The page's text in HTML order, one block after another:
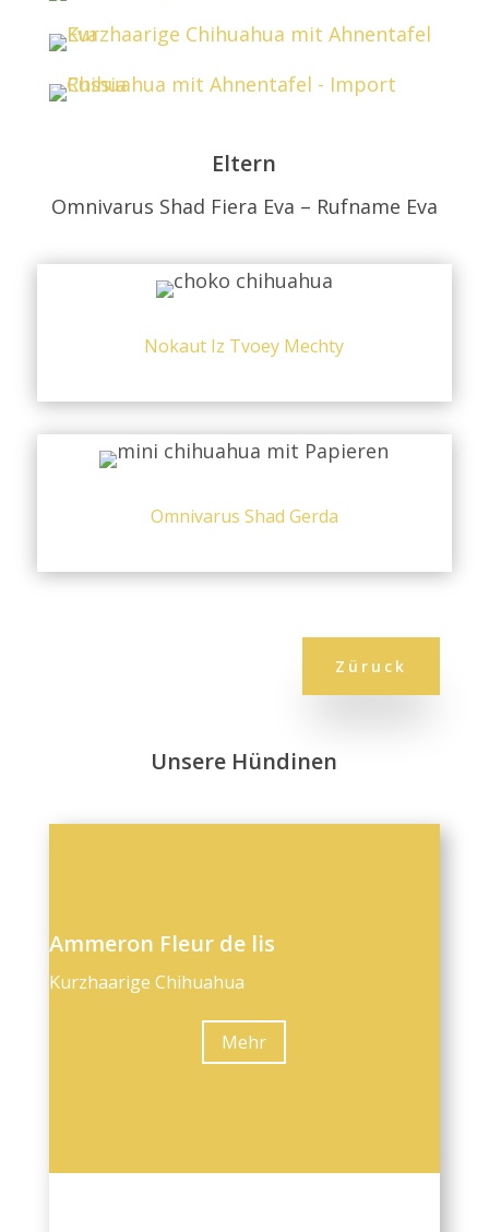
Eltern
Omnivarus Shad Fiera Eva – Rufname Eva
Nokaut Iz Tvoey Mechty
Omnivarus Shad Gerda
Züruck
Unsere Hündinen
Ammeron Fleur de lis
Kurzhaarige Chihuahua
Mehr